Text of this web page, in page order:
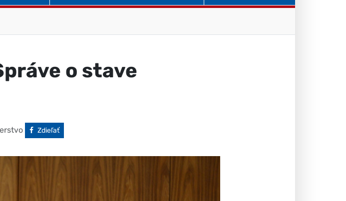
o stave
Facebook
Zdieľať